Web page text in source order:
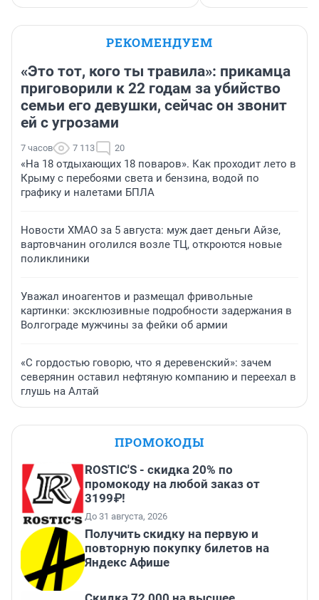
РЕКОМЕНДУЕМ
«Это тот, кого ты травила»: прикамца
приговорили к 22 годам за убийство
семьи его девушки, сейчас он звонит
ей с угрозами
7 часов 7 113 20
«На 18 отдыхающих 18 поваров». Как проходит лето в
Крыму с перебоями света и бензина, водой по
графику и налетами БПЛА
Новости ХМАО за 5 августа: муж дает деньги Айзе,
вартовчанин оголился возле ТЦ, откроются новые
поликлиники
Уважал иноагентов и размещал фривольные
картинки: эксклюзивные подробности задержания в
Волгограде мужчины за фейки об армии
«С гордостью говорю, что я деревенский»: зачем
северянин оставил нефтяную компанию и переехал в
глушь на Алтай
ПРОМОКОДЫ
ROSTIC'S - скидка 20% по
промокоду на любой заказ от
3199₽!
До 31 августа, 2026
Получить скидку на первую и
повторную покупку билетов на
Яндекс Афише